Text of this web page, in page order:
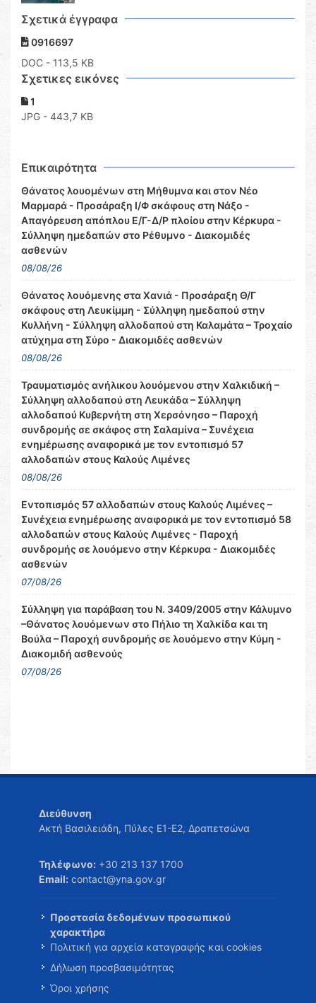
Σχετικά έγγραφα
0916697
DOC - 113,5 KB
Σχετικες εικόνες
1
JPG - 443,7 KB
Επικαιρότητα
Θάνατος λουομένων στη Μήθυμνα και στον Νέο
Μαρμαρά - Προσάραξη Ι/Φ σκάφους στη Νάξο -
Απαγόρευση απόπλου Ε/Γ-Δ/Ρ πλοίου στην Κέρκυρα -
Σύλληψη ημεδαπών στο Ρέθυμνο - Διακομιδές
ασθενών
08/08/26
Θάνατος λουόμενης στα Χανιά - Προσάραξη Θ/Γ
σκάφους στη Λευκίμμη - Σύλληψη ημεδαπού στην
Κυλλήνη - Σύλληψη αλλοδαπού στη Καλαμάτα – Τροχαίο
ατύχημα στη Σύρο - Διακομιδές ασθενών
08/08/26
Τραυματισμός ανήλικου λουόμενου στην Χαλκιδική –
Σύλληψη αλλοδαπού στη Λευκάδα – Σύλληψη
αλλοδαπού Κυβερνήτη στη Χερσόνησο – Παροχή
συνδρομής σε σκάφος στη Σαλαμίνα – Συνέχεια
ενημέρωσης αναφορικά με τον εντοπισμό 57
αλλοδαπών στους Καλούς Λιμένες
08/08/26
Εντοπισμός 57 αλλοδαπών στους Καλούς Λιμένες –
Συνέχεια ενημέρωσης αναφορικά με τον εντοπισμό 58
αλλοδαπών στους Καλούς Λιμένες - Παροχή
συνδρομής σε λουόμενο στην Κέρκυρα - Διακομιδές
ασθενών
07/08/26
Σύλληψη για παράβαση του Ν. 3409/2005 στην Κάλυμνο
–Θάνατος λουόμενων στο Πήλιο τη Χαλκίδα και τη
Βούλα – Παροχή συνδρομής σε λουόμενο στην Κύμη -
Διακομιδή ασθενούς
07/08/26
Διεύθυνση
Ακτή Βασιλειάδη, Πύλες Ε1-Ε2, Δραπετσώνα
Τηλέφωνο: +30 213 137 1700
Email: contact@yna.gov.gr
Προστασία δεδομένων προσωπικού
χαρακτήρα
Πολιτική για αρχεία καταγραφής και cookies
Δήλωση προσβασιμότητας
Όροι χρήσης